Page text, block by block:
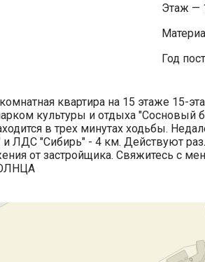
Этаж —
Год
квартира на 15 этаже 15-
культуры и отдыха "Сосновый
в трех минутах ходьбы.
ЛДС "Сибирь" - 4 км. Действуют
от застройщика. Свяжитесь с